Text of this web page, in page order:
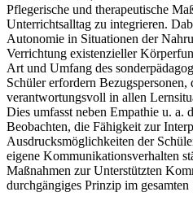
Pflegerische und therapeutische
Unterrichtsalltag zu integrieren.
Autonomie in Situationen der
Verrichtung existenzieller
Art und Umfang des
Schüler erfordern Bezugspersonen,
verantwortungsvoll in allen
Dies umfasst neben Empathie u. a.
Beobachten, die Fähigkeit zur
Ausdrucksmöglichkeiten der
eigene Kommunikationsverhalten
Maßnahmen zur Unterstützten
durchgängiges Prinzip im